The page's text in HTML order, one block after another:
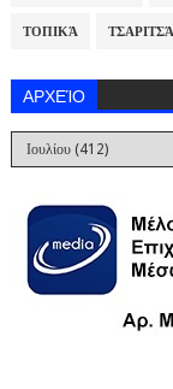
ΤΟΠΙΚΆ
ΑΡΧΕΊΟ